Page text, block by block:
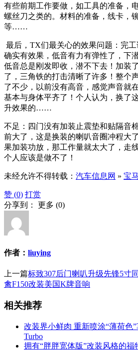
有些前期工作要做，如工具的准备，
螺丝刀之类的。材料的准备，线卡，
等……
最后，TX们最关心的效果问题：完
确实有效果，低音有力有弹性了，下
低音总是刚发即收，潜不下去！加装
了，三角铁的打击清晰了许多！整个
了不少，以前没有高音，感觉声音就
基本与身体平齐了！个人认为，换了
升效果的……
不足：四门没有加装止震垫和贴隔音
前大了，这是换装的喇叭音圈冲程大
果加装功放，那工作量就太大了，走
个人应该是做不了！
未经允许不得转载： 汽车信息网 » 宝
赞 (0) 打赏
分享到： 更多 (0)
作者： liuying
上一篇标致307后门喇叭升级先锋5寸
禽F150改装美国K牌音响
相关推荐
改装界小鲜肉 重新喷涂“薄荷色”
Turbo
拥有“胖胖宽体版”改装风格的福